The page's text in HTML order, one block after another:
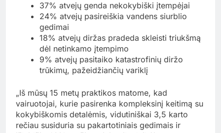
37% atvejų genda nekokybiški įtempėjai
24% atvejų pasireiškia vandens siurblio
gedimai
18% atvejų diržas pradeda skleisti triukšmą
dėl netinkamo įtempimo
9% atvejų pasitaiko katastrofinių diržo
trūkimų, pažeidžiančių variklį
„Iš mūsų 15 metų praktikos matome, kad
vairuotojai, kurie pasirenka kompleksinį keitimą su
kokybiškomis detalėmis, vidutiniškai 3,5 karto
rečiau susiduria su pakartotiniais gedimais ir